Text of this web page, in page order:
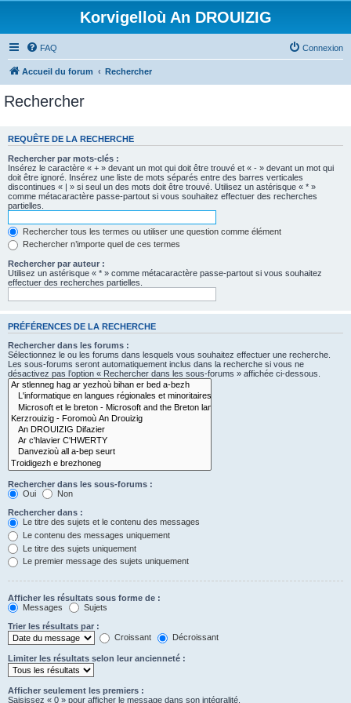
Korvigelloù An DROUIZIG
FAQ Connexion
Accueil du forum Rechercher
Rechercher
REQUÊTE DE LA RECHERCHE
Rechercher par mots-clés :
Insérez le caractère « + » devant un mot qui doit être trouvé et « - » devant un mot qui
doit être ignoré. Insérez une liste de mots séparés entre des barres verticales
discontinues « | » si seul un des mots doit être trouvé. Utilisez un astérisque « * »
comme métacaractère passe-partout si vous souhaitez effectuer des recherches
partielles.
Rechercher tous les termes ou utiliser une question comme élément
Rechercher n’importe quel de ces termes
Rechercher par auteur :
Utilisez un astérisque « * » comme métacaractère passe-partout si vous souhaitez
effectuer des recherches partielles.
PRÉFÉRENCES DE LA RECHERCHE
Rechercher dans les forums :
Sélectionnez le ou les forums dans lesquels vous souhaitez effectuer une recherche.
Les sous-forums seront automatiquement inclus dans la recherche si vous ne
désactivez pas l’option « Rechercher dans les sous-forums » affichée ci-dessous.
Rechercher dans les sous-forums :
Oui
Non
Rechercher dans :
Le titre des sujets et le contenu des messages
Le contenu des messages uniquement
Le titre des sujets uniquement
Le premier message des sujets uniquement
Afficher les résultats sous forme de :
Messages
Sujets
Trier les résultats par :
Croissant
Décroissant
Limiter les résultats selon leur ancienneté :
Afficher seulement les premiers :
Saisissez « 0 » pour afficher le message dans son intégralité.